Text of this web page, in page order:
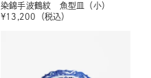
染錦手波鶴紋 魚型皿（小）
¥13,200 （税込）